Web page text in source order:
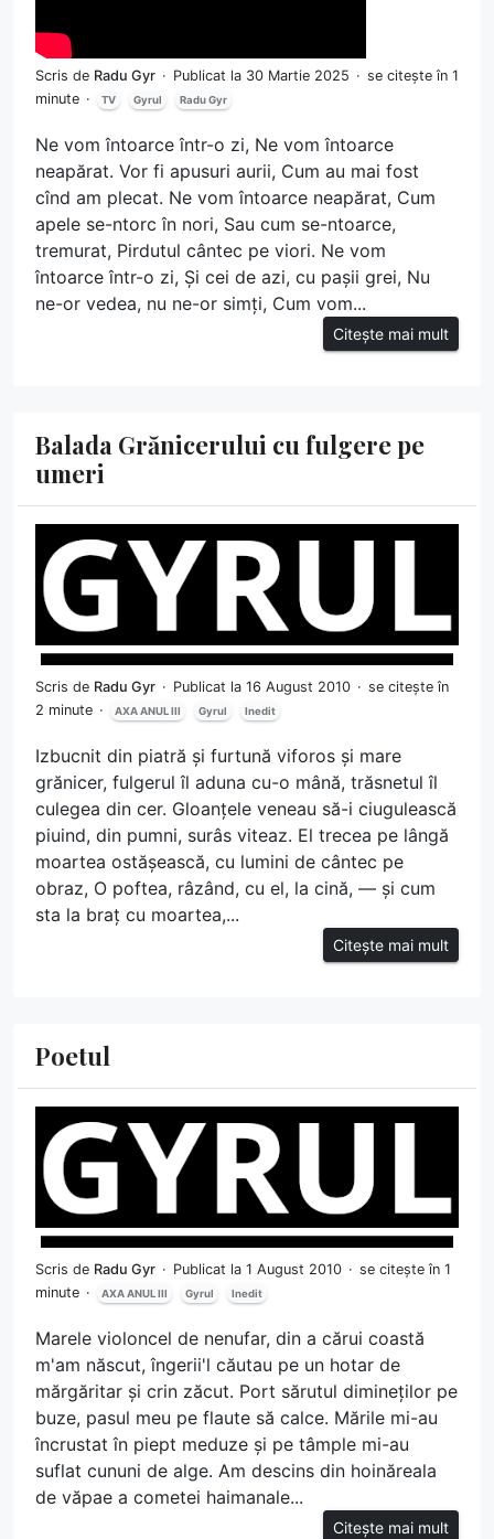
Scris de Radu Gyr Publicat la 30 Martie 2025
se citește în 1
minute
TV Gyrul Radu Gyr
Ne vom întoarce într-o zi, Ne vom întoarce
neapărat. Vor fi apusuri aurii, Cum au mai fost
cînd am plecat. Ne vom întoarce neapărat, Cum
apele se-ntorc în nori, Sau cum se-ntoarce,
tremurat, Pirdutul cântec pe viori. Ne vom
întoarce într-o zi, Și cei de azi, cu pașii grei, Nu
ne-or vedea, nu ne-or simți, Cum vom...
Citește mai mult
Balada Grănicerului cu fulgere pe
umeri
Scris de Radu Gyr Publicat la 16 August 2010
se citește în
2 minute
AXA ANUL III Gyrul Inedit
Izbucnit din piatră și furtună viforos și mare
grănicer, fulgerul îl aduna cu-o mână, trăsnetul îl
culegea din cer. Gloanțele veneau să-i ciugulească
piuind, din pumni, surâs viteaz. El trecea pe lângă
moartea ostășească, cu lumini de cântec pe
obraz, O poftea, râzând, cu el, la cină, — și cum
sta la braț cu moartea,...
Citește mai mult
Poetul
Scris de Radu Gyr Publicat la 1 August 2010
se citește în 1
minute
AXA ANUL III Gyrul Inedit
Marele violoncel de nenufar, din a cărui coastă
m'am născut, îngerii'l căutau pe un hotar de
mărgăritar și crin zăcut. Port sărutul dimineților pe
buze, pasul meu pe flaute să calce. Mările mi-au
încrustat în piept meduze și pe tâmple mi-au
suflat cununi de alge. Am descins din hoinăreala
de văpae a cometei haimanale...
Citește mai mult